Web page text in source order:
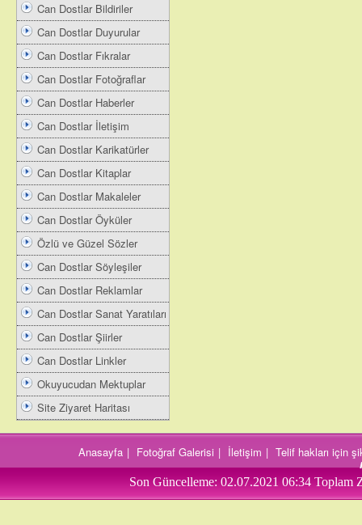
Can Dostlar Bildiriler
Can Dostlar Duyurular
Can Dostlar Fıkralar
Can Dostlar Fotoğraflar
Can Dostlar Haberler
Can Dostlar İletişim
Can Dostlar Karikatürler
Can Dostlar Kitaplar
Can Dostlar Makaleler
Can Dostlar Öyküler
Özlü ve Güzel Sözler
Can Dostlar Söyleşiler
Can Dostlar Reklamlar
Can Dostlar Sanat Yaratıları
Can Dostlar Şiirler
Can Dostlar Linkler
Okuyucudan Mektuplar
Site Ziyaret Haritası
Anasayfa | Fotoğraf Galerisi | İletişim | Telif hakları için
Son Güncelleme: 02.07.2021 06:34 Toplam